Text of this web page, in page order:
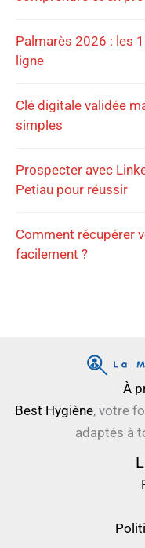
Palmarès 2026 : les
ligne
Clé digitale validée
simples
Prospecter avec
Petiau pour réussir
Comment récupérer
facilement ?
À
Best Hygiène, votre
adaptés à